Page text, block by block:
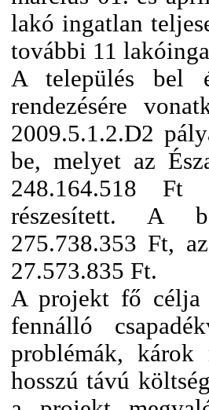
lakó ingatlan
további 11
A település bel
rendezésére
2009.5.1.2.D2
be, melyet az
248.164.518 Ft
részesített. A
275.738.353 Ft,
27.573.835 Ft.
A projekt fő célja
fennálló
problémák, károk
hosszú távú